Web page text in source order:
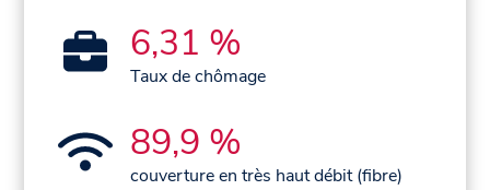
6,31 %
Taux de chômage
89,9 %
couverture en très haut débit (fibre)